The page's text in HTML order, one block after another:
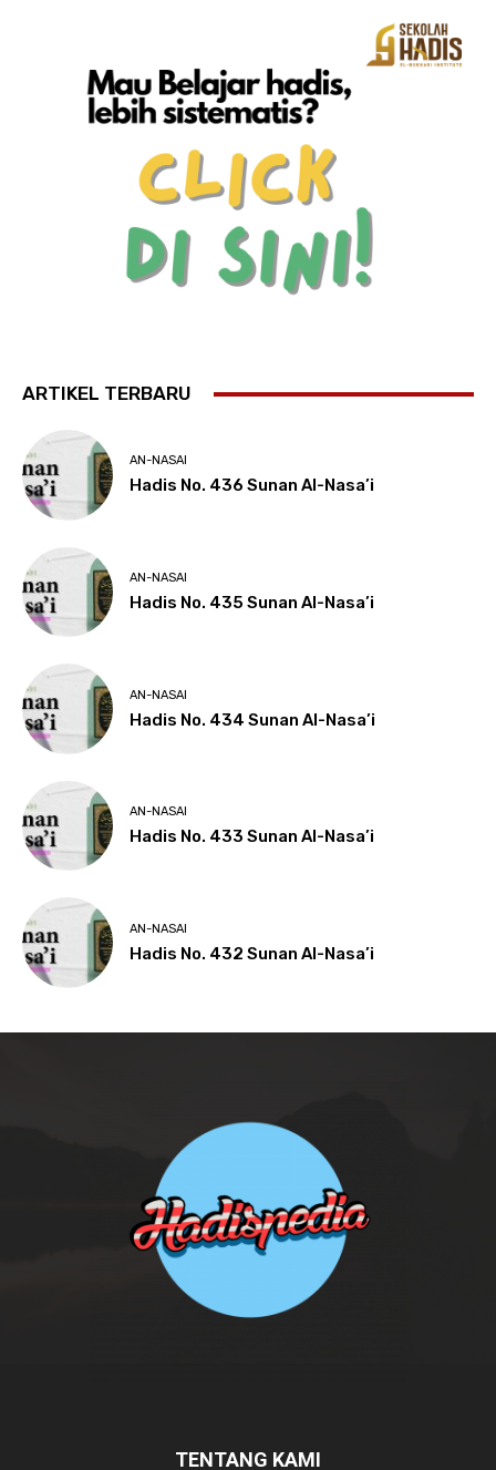
ARTIKEL TERBARU
AN-NASAI
Hadis No. 436 Sunan Al-Nasa’i
AN-NASAI
Hadis No. 435 Sunan Al-Nasa’i
AN-NASAI
Hadis No. 434 Sunan Al-Nasa’i
AN-NASAI
Hadis No. 433 Sunan Al-Nasa’i
AN-NASAI
Hadis No. 432 Sunan Al-Nasa’i
TENTANG KAMI